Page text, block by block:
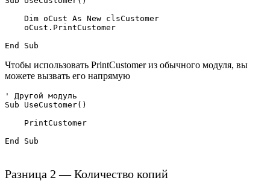
    Dim oCust As New clsCustomer
    oCust.PrintCustomer
Чтобы использовать PrintCustomer из обычного модуля, вы
можете вызвать его напрямую
' Другой модуль
Sub UseCustomer()
    PrintCustomer
Разница 2 — Количество копий